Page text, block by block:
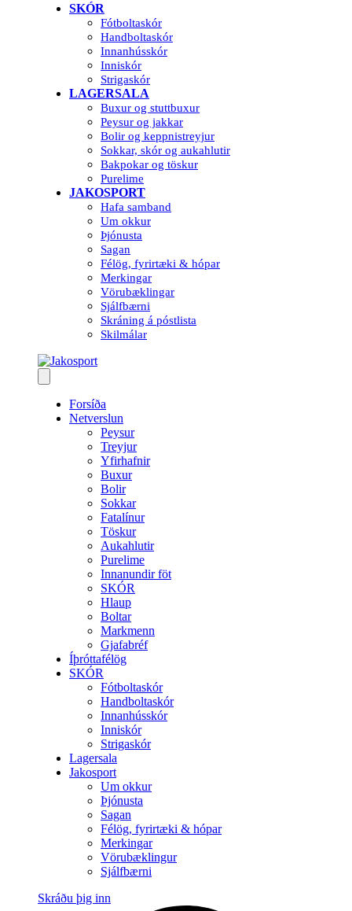
SKÓR
Fótboltaskór
Handboltaskór
Innanhússkór
Inniskór
Strigaskór
LAGERSALA
Buxur og stuttbuxur
Peysur og jakkar
Bolir og keppnistreyjur
Sokkar, skór og aukahlutir
Bakpokar og töskur
Purelime
JAKOSPORT
Hafa samband
Um okkur
Þjónusta
Sagan
Félög, fyrirtæki & hópar
Merkingar
Vörubæklingar
Sjálfbærni
Skráning á póstlista
Skilmálar
Forsíða
Netverslun
Peysur
Treyjur
Yfirhafnir
Buxur
Bolir
Sokkar
Fatalínur
Töskur
Aukahlutir
Purelime
Innanundir föt
SKÓR
Hlaup
Boltar
Markmenn
Gjafabréf
Íþróttafélög
SKÓR
Fótboltaskór
Handboltaskór
Innanhússkór
Inniskór
Strigaskór
Lagersala
Jakosport
Um okkur
Þjónusta
Sagan
Félög, fyrirtæki & hópar
Merkingar
Vörubæklingur
Sjálfbærni
Skráðu þig inn